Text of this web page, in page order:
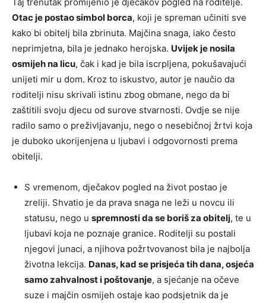
Otac je postao simbol borca, koji je spreman učiniti sve
kako bi obitelj bila zbrinuta. Majčina snaga, iako često
neprimjetna, bila je jednako herojska. Uvijek je nosila
osmijeh na licu, čak i kad je bila iscrpljena, pokušavajući
unijeti mir u dom. Kroz to iskustvo, autor je naučio da
roditelji nisu skrivali istinu zbog obmane, nego da bi
zaštitili svoju djecu od surove stvarnosti. Ovdje se nije
radilo samo o preživljavanju, nego o nesebičnoj žrtvi koja
je duboko ukorijenjena u ljubavi i odgovornosti prema
obitelji.
S vremenom, dječakov pogled na život postao je
zreliji. Shvatio je da prava snaga ne leži u novcu ili
statusu, nego u spremnosti da se boriš za obitelj, te u
ljubavi koja ne poznaje granice. Roditelji su postali
njegovi junaci, a njihova požrtvovanost bila je najbolja
životna lekcija. Danas, kad se prisjeća tih dana, osjeća
samo zahvalnost i poštovanje, a sjećanje na očeve
suze i majčin osmijeh ostaje kao podsjetnik da je